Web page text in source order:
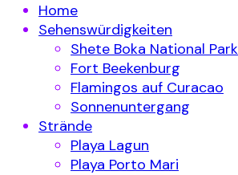
Home
Sehenswürdigkeiten
Shete Boka National
Fort Beekenburg
Flamingos auf Curacao
Sonnenuntergang
Strände
Playa Lagun
Playa Porto Mari